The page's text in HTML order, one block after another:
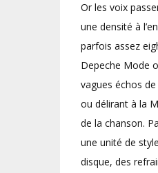
Or les voix
une densité à
parfois assez
Depeche Mode
vagues échos
ou délirant à la
de la chanson.
une unité de
disque, des